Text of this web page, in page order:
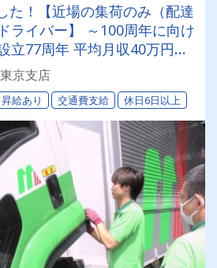
た！【近場の集荷のみ（配達
ライバー】 ～100周年に向け
立77周年 平均月収40万円以
以上 北海道を代表する運送
しょう！まつおかまんの未来
極採用中！
京支店
昇給あり 交通費支給 休日6日以上